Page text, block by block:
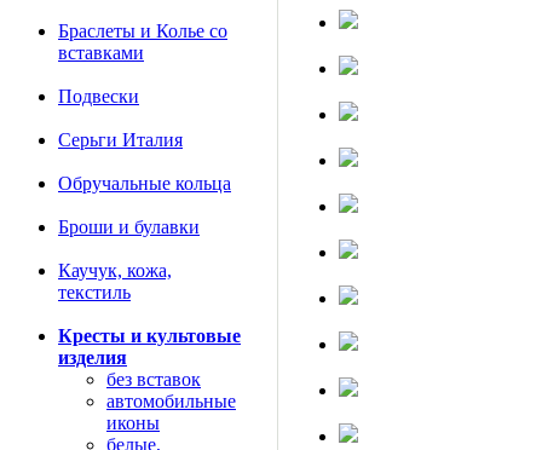
Браслеты и Колье со
вставками
Подвески
Серьги Италия
Обручальные кольца
Броши и булавки
Каучук, кожа,
текстиль
Кресты и культовые
изделия
без вставок
автомобильные
иконы
белые,